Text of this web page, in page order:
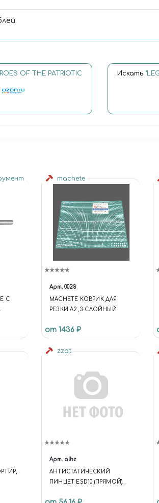
OF THE PATRIOTIC Искать
С
machete
Арт. 0028
MACHETE КОВРИК ДЛЯ
РЕЗКИ А2, 3-СЛОЙНЫЙ
от 1436 ₽
zzqt
Арт. alhz
АНТИСТАТИЧЕСКИЙ
ПИНЦЕТ ESD10 (ПРЯМОЙ)